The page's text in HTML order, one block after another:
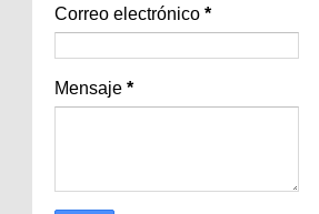
Correo electrónico *
Mensaje *